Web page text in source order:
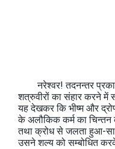
नरेश्वर! तदनन्तर
शत्रुवीरों का संहार करने में
यह देखकर कि भीष्म और
के अलौकिक कर्म का चिन्तन
तथा क्रोध से जलता हुआ-
उसने शल्य को सम्बोधित